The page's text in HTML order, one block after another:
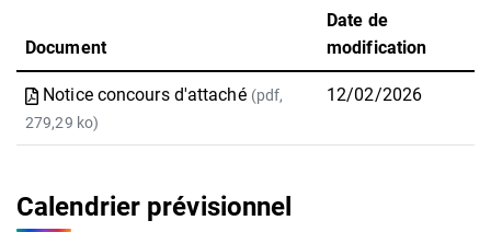
Document
Date de
modification
Notice concours d'attaché (pdf,
279,29 ko)
12/02/2026
Calendrier prévisionnel